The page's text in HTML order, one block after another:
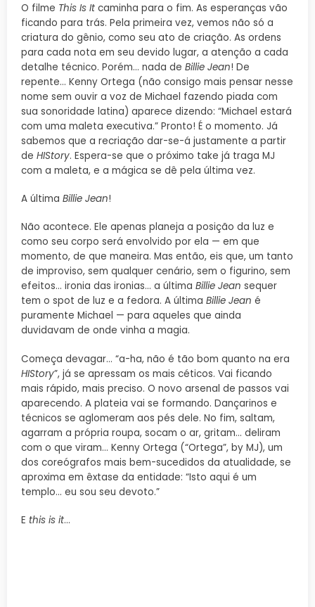
O filme This Is It caminha para o fim. As esperanças vão
ficando para trás. Pela primeira vez, vemos não só a
criatura do gênio, como seu ato de criação. As ordens
para cada nota em seu devido lugar, a atenção a cada
detalhe técnico. Porém… nada de Billie Jean! De
repente… Kenny Ortega (não consigo mais pensar nesse
nome sem ouvir a voz de Michael fazendo piada com
sua sonoridade latina) aparece dizendo: “Michael estará
com uma maleta executiva.” Pronto! É o momento. Já
sabemos que a recriação dar-se-á justamente a partir
de HIStory. Espera-se que o próximo take já traga MJ
com a maleta, e a mágica se dê pela última vez.
A última Billie Jean!
Não acontece. Ele apenas planeja a posição da luz e
como seu corpo será envolvido por ela — em que
momento, de que maneira. Mas então, eis que, um tanto
de improviso, sem qualquer cenário, sem o figurino, sem
efeitos… ironia das ironias… a última Billie Jean sequer
tem o spot de luz e a fedora. A última Billie Jean é
puramente Michael — para aqueles que ainda
duvidavam de onde vinha a magia.
Começa devagar… “a-ha, não é tão bom quanto na era
HIStory”, já se apressam os mais céticos. Vai ficando
mais rápido, mais preciso. O novo arsenal de passos vai
aparecendo. A plateia vai se formando. Dançarinos e
técnicos se aglomeram aos pés dele. No fim, saltam,
agarram a própria roupa, socam o ar, gritam… deliram
com o que viram… Kenny Ortega (“Ortega”, by MJ), um
dos coreógrafos mais bem-sucedidos da atualidade, se
aproxima em êxtase da entidade: “Isto aqui é um
templo… eu sou seu devoto.”
E this is it…